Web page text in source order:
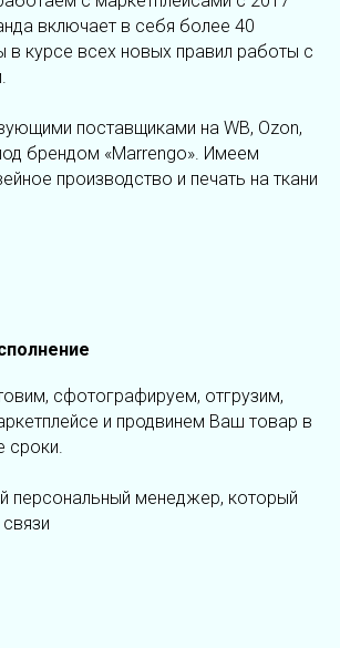
включает в себя более 40
в курсе всех новых правил работы с
поставщиками на WB, Ozon,
брендом «Marrengo». Имеем
производство и печать на ткани
сфотографируем, отгрузим,
и продвинем Ваш товар в
сроки.
персональный менеджер, который